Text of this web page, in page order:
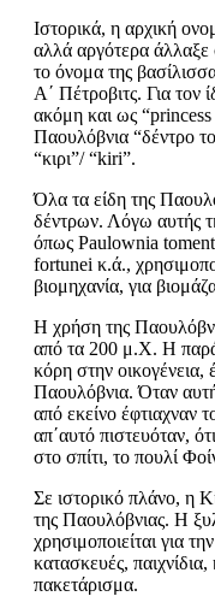
Ιστορικά, η αρχική
αλλά αργότερα
το όνομα της
Α΄ Πέτροβιτς. Για τον
ακόμη και ως
Παουλόβνια “δέντρο
“κιρι”/ “kiri”.
Όλα τα είδη της
δέντρων. Λόγω αυτής
όπως Paulownia
fortunei κ.ά.,
βιομηχανία, για
Η χρήση της
από τα 200 μ.Χ. Η
κόρη στην οικογένεια,
Παουλόβνια. Όταν
από εκείνο έφτιαχναν
απ΄αυτό πιστευόταν,
στο σπίτι, το πουλί
Σε ιστορικό πλάνο, η
της Παουλόβνιας. Η
χρησιμοποιείται για
κατασκευές,
πακετάρισμα.